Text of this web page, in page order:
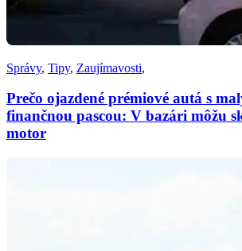
Správy, Tipy, Zaujímavosti,
Prečo ojazdené prémiové autá s
finančnou pascou: V bazári môžu
motor